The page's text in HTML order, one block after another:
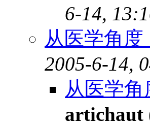
6-14,
从医学角
2005-6-14,
从医学
artichaut